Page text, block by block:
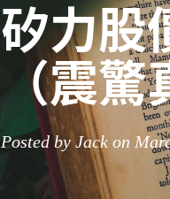
矽力股
（震驚
Posted by Jack on